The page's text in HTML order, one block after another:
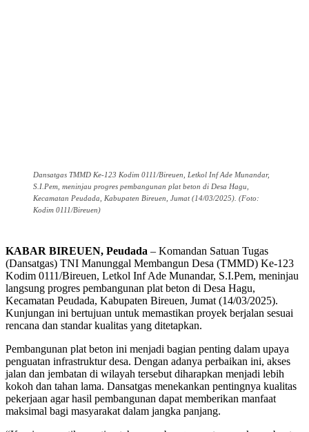
Dansatgas TMMD Ke-123 Kodim 0111/Bireuen, Letkol Inf Ade Munandar,
S.I.Pem, meninjau progres pembangunan plat beton di Desa Hagu,
Kecamatan Peudada, Kabupaten Bireuen, Jumat (14/03/2025). (Foto:
Kodim 0111/Bireuen)
KABAR BIREUEN, Peudada – Komandan Satuan Tugas
(Dansatgas) TNI Manunggal Membangun Desa (TMMD) Ke-123
Kodim 0111/Bireuen, Letkol Inf Ade Munandar, S.I.Pem, meninjau
langsung progres pembangunan plat beton di Desa Hagu,
Kecamatan Peudada, Kabupaten Bireuen, Jumat (14/03/2025).
Kunjungan ini bertujuan untuk memastikan proyek berjalan sesuai
rencana dan standar kualitas yang ditetapkan.
Pembangunan plat beton ini menjadi bagian penting dalam upaya
penguatan infrastruktur desa. Dengan adanya perbaikan ini, akses
jalan dan jembatan di wilayah tersebut diharapkan menjadi lebih
kokoh dan tahan lama. Dansatgas menekankan pentingnya kualitas
pekerjaan agar hasil pembangunan dapat memberikan manfaat
maksimal bagi masyarakat dalam jangka panjang.